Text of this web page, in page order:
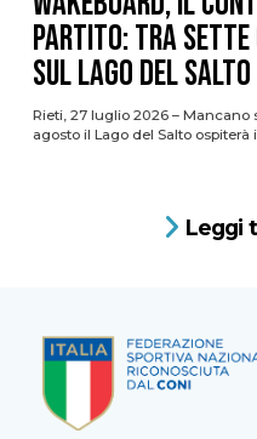
partito: tra sette
sul Lago del Salto
Rieti, 27 luglio 2026 –
agosto il Lago del Salto
Leggi